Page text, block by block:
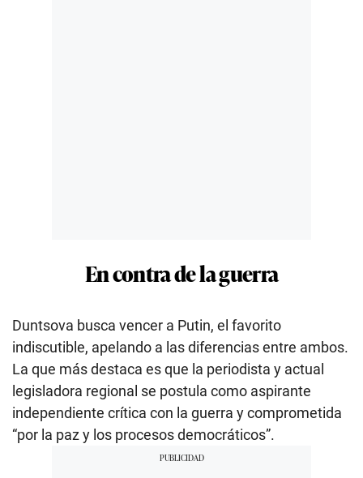
En contra de la guerra
Duntsova busca vencer a Putin, el favorito
indiscutible, apelando a las diferencias entre ambos.
La que más destaca es que la periodista y actual
legisladora regional se postula como aspirante
independiente crítica con la guerra y comprometida
“por la paz y los procesos democráticos”.